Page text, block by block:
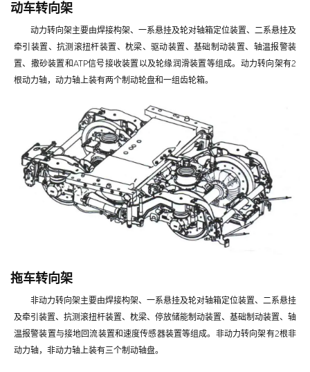
动车转向架
动力转向架主要由焊接构架、一系悬挂及轮对轴箱定位装置、二系悬挂及
牵引装置、抗测滚扭杆装置、枕梁、驱动装置、基础制动装置、轴温报警装
置、撒砂装置和ATP信号接收装置以及轮缘润滑装置等组成。动力转向架有2
根动力轴，动力轴上装有两个制动轮盘和一组齿轮箱。
拖车转向架
非动力转向架主要由焊接构架、一系悬挂及轮对轴箱定位装置、二系悬挂
及牵引装置、抗测滚扭杆装置、枕梁、停放储能制动装置、基础制动装置、轴
温报警装置与接地回流装置和速度传感器装置等组成。非动力转向架有2根非
动力轴，非动力轴上装有三个制动轴盘。